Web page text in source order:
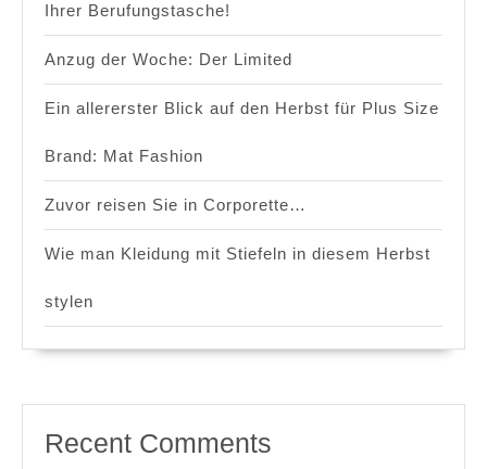
Ihrer Berufungstasche!
Anzug der Woche: Der Limited
Ein allererster Blick auf den Herbst für Plus Size
Brand: Mat Fashion
Zuvor reisen Sie in Corporette…
Wie man Kleidung mit Stiefeln in diesem Herbst
stylen
Recent Comments